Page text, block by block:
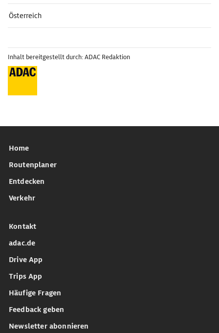
Österreich
Inhalt bereitgestellt durch: ADAC Redaktion
Home
Routenplaner
Entdecken
Verkehr
Kontakt
adac.de
Drive App
Trips App
Häufige Fragen
Feedback geben
Newsletter abonnieren